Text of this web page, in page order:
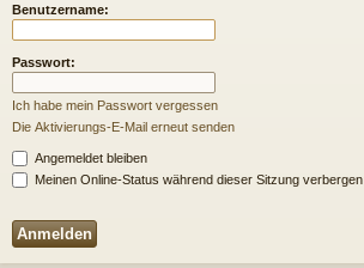
Benutzername:
Passwort:
Ich habe mein Passwort vergessen
Die Aktivierungs-E-Mail erneut senden
Angemeldet bleiben
Meinen Online-Status während dieser Sitzung verbergen